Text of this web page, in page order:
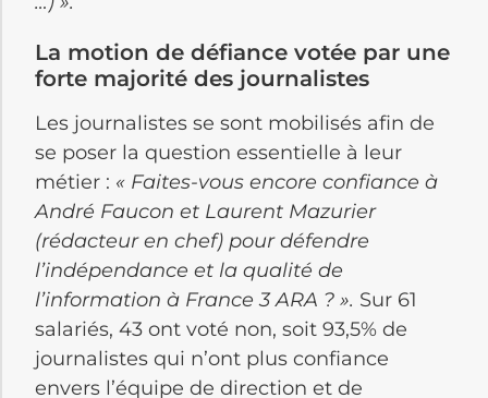
La motion de défiance votée par une
forte majorité des journalistes
Les journalistes se sont mobilisés afin de
se poser la question essentielle à leur
métier : « Faites-vous encore confiance à
André Faucon et Laurent Mazurier
(rédacteur en chef) pour défendre
l’indépendance et la qualité de
l’information à France 3 ARA ? ». Sur 61
salariés, 43 ont voté non, soit 93,5% de
journalistes qui n’ont plus confiance
envers l’équipe de direction et de